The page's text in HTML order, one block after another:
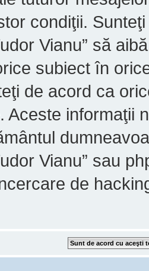
condiţii.
Vianu” să
subiect în
de acord ca
Aceste informaţii
Vianu” sau
de